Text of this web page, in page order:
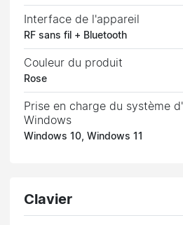
Interface de l'appareil
RF sans fil + Bluetooth
Couleur du produit
Rose
Prise en charge du système
Windows
Windows 10, Windows 11
Clavier